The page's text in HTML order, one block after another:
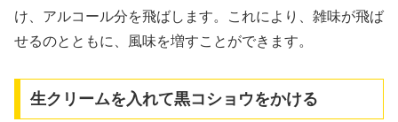
け、アルコール分を飛ばします。これにより、雑味が飛ば
せるのとともに、風味を増すことができます。
生クリームを入れて黒コショウをかける